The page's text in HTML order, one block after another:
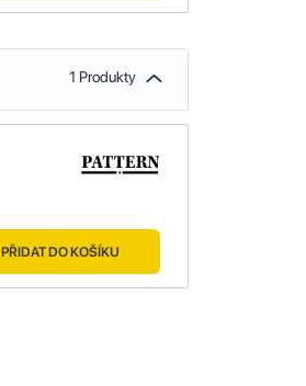
1 Produkty
PŘIDAT DO KOŠÍKU